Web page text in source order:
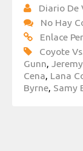
Diario De
No Hay
Enlace
Coyote
Gunn,
Cena, Lana
Byrne, Samy